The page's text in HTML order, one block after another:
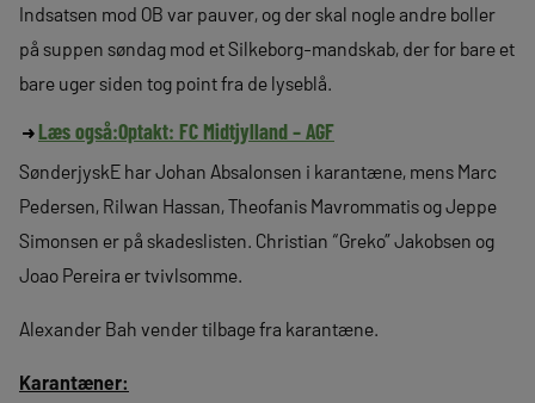
Indsatsen mod OB var pauver, og der skal nogle andre boller
på suppen søndag mod et Silkeborg-mandskab, der for bare et
bare uger siden tog point fra de lyseblå.
Læs også:Optakt: FC Midtjylland – AGF
SønderjyskE har Johan Absalonsen i karantæne, mens Marc
Pedersen, Rilwan Hassan, Theofanis Mavrommatis og Jeppe
Simonsen er på skadeslisten. Christian “Greko” Jakobsen og
Joao Pereira er tvivlsomme.
Alexander Bah vender tilbage fra karantæne.
Karantæner: